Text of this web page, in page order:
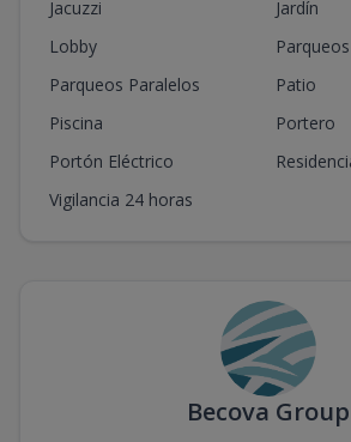
Jacuzzi
Jardín
Lobby
Parqueos Paralelos
Patio
Piscina
Portero
Portón Eléctrico
Vigilancia 24 horas
Becova Group